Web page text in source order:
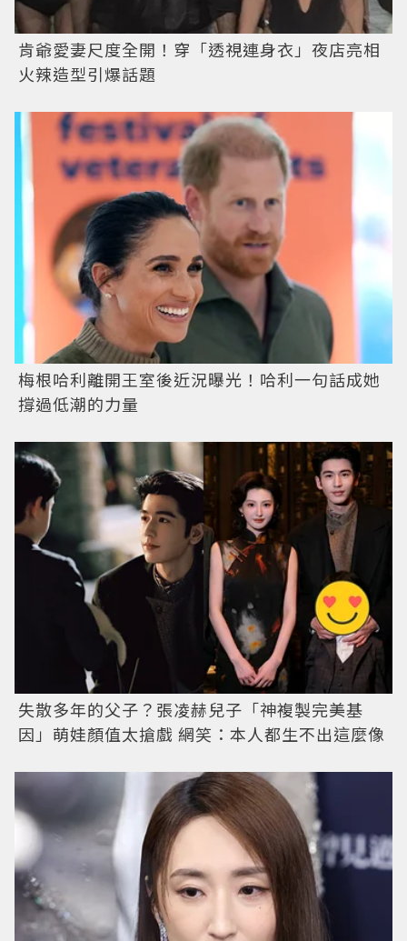
肯爺愛妻尺度全開！穿「透視連身衣」夜店亮相
火辣造型引爆話題
梅根哈利離開王室後近況曝光！哈利一句話成她
撐過低潮的力量
失散多年的父子？張凌赫兒子「神複製完美基
因」萌娃顏值太搶戲 網笑：本人都生不出這麼像